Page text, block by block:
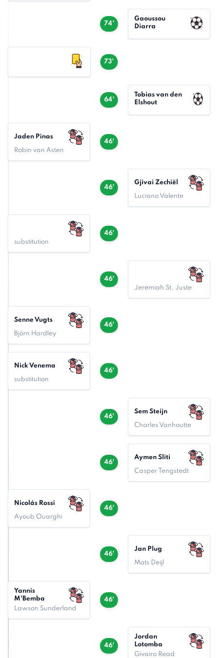
74'
Gaoussou
Diarra
73'
64'
Tobias van den
Elshout
46'
Jaden Pinas
Robin van Asten
46'
Gjivai Zechiël
Luciano Valente
46'
substitution
46'
Jeremiah St. Juste
46'
Senne Vugts
Björn Hardley
46'
Nick Venema
substitution
46'
Sem Steijn
Charles Vanhoutte
46'
Aymen Sliti
Casper Tengstedt
46'
Nicolás Rossi
Ayoub Ouarghi
46'
Jan Plug
Mats Deijl
46'
Yannis
M'Bemba
Lawson Sunderland
46'
Jordan
Lotomba
Givairo Read